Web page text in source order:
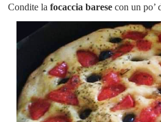
Condite lafocaccia barese con un po’